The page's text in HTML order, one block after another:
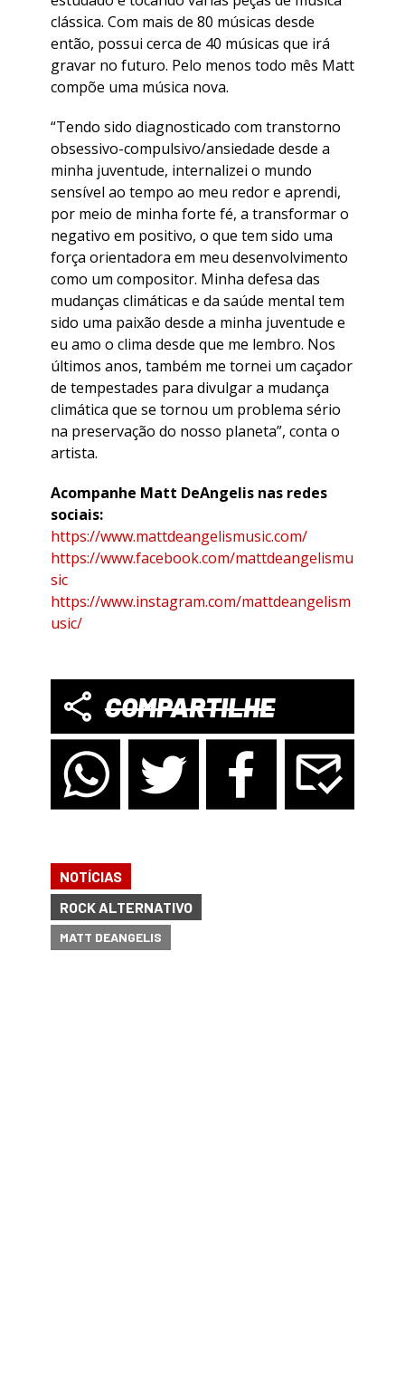
clássica. Com mais de 80 músicas desde
então, possui cerca de 40 músicas que irá
gravar no futuro. Pelo menos todo mês Matt
compõe uma música nova.
“Tendo sido diagnosticado com transtorno
obsessivo-compulsivo/ansiedade desde a
minha juventude, internalizei o mundo
sensível ao tempo ao meu redor e aprendi,
por meio de minha forte fé, a transformar o
negativo em positivo, o que tem sido uma
força orientadora em meu desenvolvimento
como um compositor. Minha defesa das
mudanças climáticas e da saúde mental tem
sido uma paixão desde a minha juventude e
eu amo o clima desde que me lembro. Nos
últimos anos, também me tornei um caçador
de tempestades para divulgar a mudança
climática que se tornou um problema sério
na preservação do nosso planeta”, conta o
artista.
Acompanhe Matt DeAngelis nas redes
sociais:
https://www.mattdeangelismusic.com/
https://www.facebook.com/mattdeangelismu
sic
https://www.instagram.com/mattdeangelism
usic/
COMPARTILHE
NOTÍCIAS
ROCK ALTERNATIVO
MATT DEANGELIS